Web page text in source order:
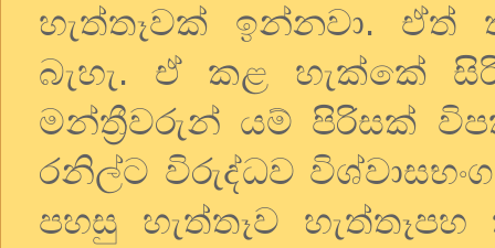
හැත්තෑවක් ඉන්නවා.
බැහැ. ඒ කළ හැක්කේ
මන්ත්‍රීවරුන් යම් පිරිසක්
රනිල්ට විරුද්ධව
පහසු හැත්තෑව